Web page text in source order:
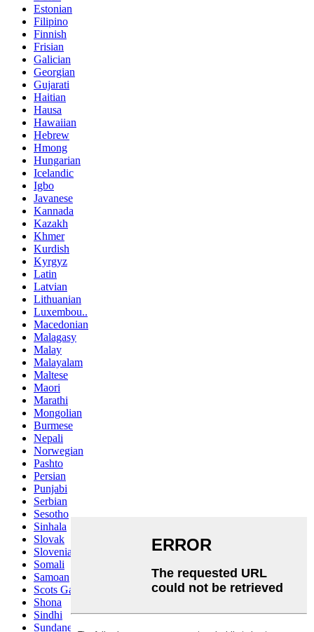
Estonian
Filipino
Finnish
Frisian
Galician
Georgian
Gujarati
Haitian
Hausa
Hawaiian
Hebrew
Hmong
Hungarian
Icelandic
Igbo
Javanese
Kannada
Kazakh
Khmer
Kurdish
Kyrgyz
Latin
Latvian
Lithuanian
Luxembou..
Macedonian
Malagasy
Malay
Malayalam
Maltese
Maori
Marathi
Mongolian
Burmese
Nepali
Norwegian
Pashto
Persian
Punjabi
Serbian
Sesotho
Sinhala
Slovak
Slovenian
Somali
Samoan
Scots Gaelic
Shona
Sindhi
Sundanese